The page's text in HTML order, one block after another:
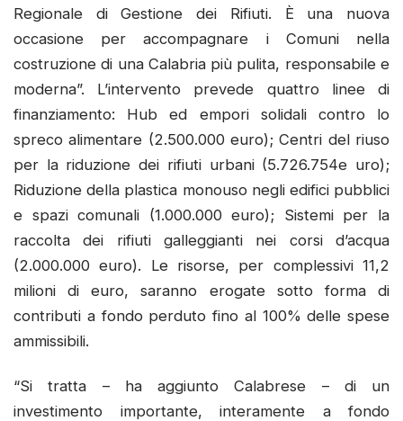
Regionale di Gestione dei Rifiuti. È una nuova
occasione per accompagnare i Comuni nella
costruzione di una Calabria più pulita, responsabile e
moderna”. L’intervento prevede quattro linee di
finanziamento: Hub ed empori solidali contro lo
spreco alimentare (2.500.000 euro); Centri del riuso
per la riduzione dei rifiuti urbani (5.726.754e uro);
Riduzione della plastica monouso negli edifici pubblici
e spazi comunali (1.000.000 euro); Sistemi per la
raccolta dei rifiuti galleggianti nei corsi d’acqua
(2.000.000 euro). Le risorse, per complessivi 11,2
milioni di euro, saranno erogate sotto forma di
contributi a fondo perduto fino al 100% delle spese
ammissibili.
“Si tratta – ha aggiunto Calabrese – di un
investimento importante, interamente a fondo